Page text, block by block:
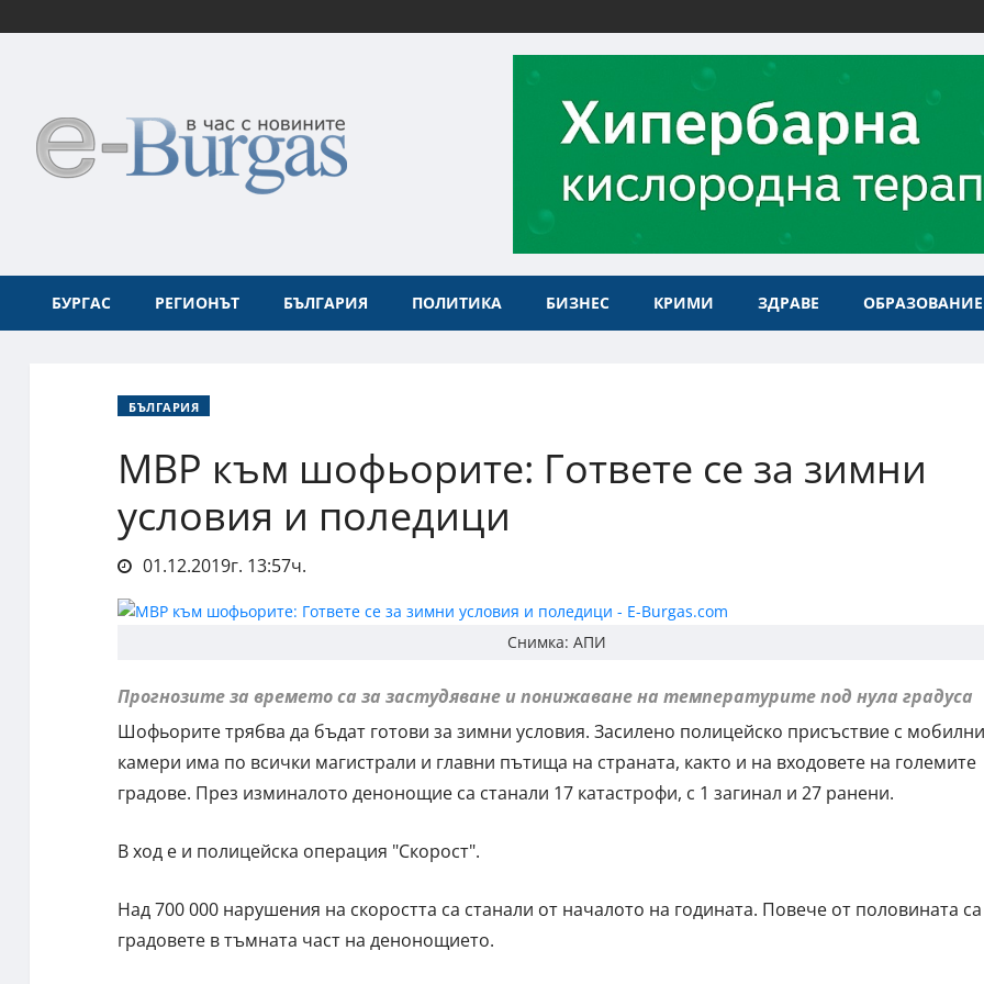
БУРГАС РЕГИОНЪТ БЪЛГАРИЯ ПОЛИТИКА БИЗНЕС КРИМИ ЗДРАВЕ ОБРАЗОВАНИЕ
БЪЛГАРИЯ
МВР към шофьорите: Гответе се за зимни
условия и поледици
01.12.2019г. 13:57ч.
Снимка: АПИ
Прогнозите за времето са за застудяване и понижаване на температурите под нула градуса
Шофьорите трябва да бъдат готови за зимни условия. Засилено полицейско присъствие с мобилни
камери има по всички магистрали и главни пътища на страната, както и на входовете на големите
градове. През изминалото денонощие са станали 17 катастрофи, с 1 загинал и 27 ранени.
В ход е и полицейска операция "Скорост".
Над 700 000 нарушения на скоростта са станали от началото на годината. Повече от половината
градовете в тъмната част на денонощието.